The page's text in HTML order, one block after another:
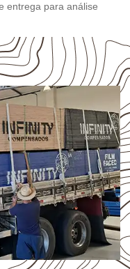
entrega para análise